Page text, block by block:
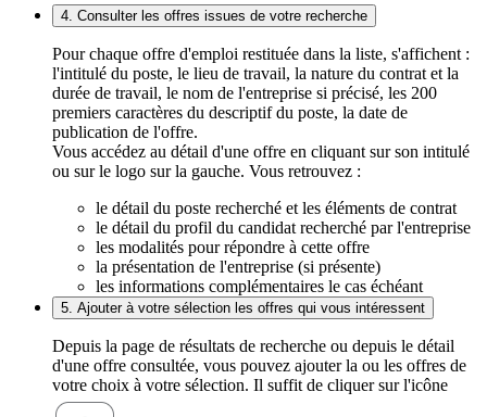
4. Consulter les offres issues de votre recherche
Pour chaque offre d'emploi restituée dans la liste, s'affichent :
l'intitulé du poste, le lieu de travail, la nature du contrat et la
durée de travail, le nom de l'entreprise si précisé, les 200
premiers caractères du descriptif du poste, la date de
publication de l'offre.
Vous accédez au détail d'une offre en cliquant sur son intitulé
ou sur le logo sur la gauche. Vous retrouvez :
le détail du poste recherché et les éléments de contrat
le détail du profil du candidat recherché par l'entreprise
les modalités pour répondre à cette offre
la présentation de l'entreprise (si présente)
les informations complémentaires le cas échéant
5. Ajouter à votre sélection les offres qui vous intéressent
Depuis la page de résultats de recherche ou depuis le détail
d'une offre consultée, vous pouvez ajouter la ou les offres de
votre choix à votre sélection. Il suffit de cliquer sur l'icône